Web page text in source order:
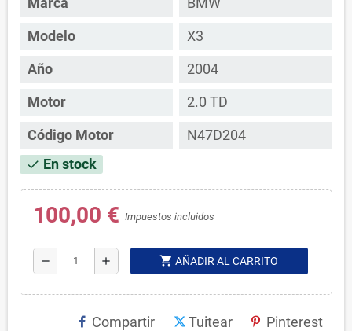
Modelo
X3
Año
2004
Motor
2.0 TD
Código Motor
N47D204
check En stock
100,00 € Impuestos incluidos
remove add shopping_cart AÑADIR AL CARRITO
Compartir Tuitear Pinterest